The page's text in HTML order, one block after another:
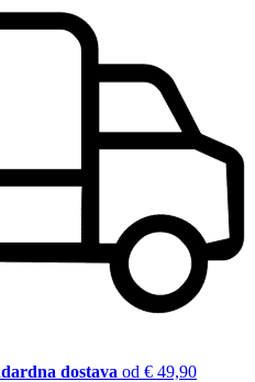
dostava od € 49,90